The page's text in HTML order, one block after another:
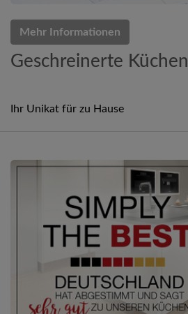
Mehr Informationen
Geschreinerte Küchen
Ihr Unikat für zu Hause